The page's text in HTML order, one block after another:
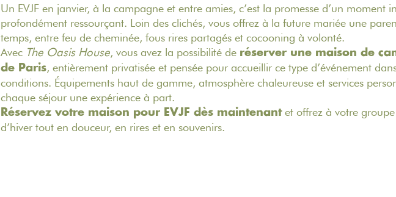
Un EVJF en janvier, à la campagne et entre amies, c’est la promesse d’un moment
profondément ressourçant. Loin des clichés, vous offrez à la future mariée une
temps, entre feu de cheminée, fous rires partagés et cocooning à volonté.
Avec The Oasis House, vous avez la possibilité de réserver une maison de
de Paris, entièrement privatisée et pensée pour accueillir ce type d’événement
conditions. Équipements haut de gamme, atmosphère chaleureuse et services
chaque séjour une expérience à part.
Réservez votre maison pour EVJF dès maintenantet offrez à votre
d’hiver tout en douceur, en rires et en souvenirs.